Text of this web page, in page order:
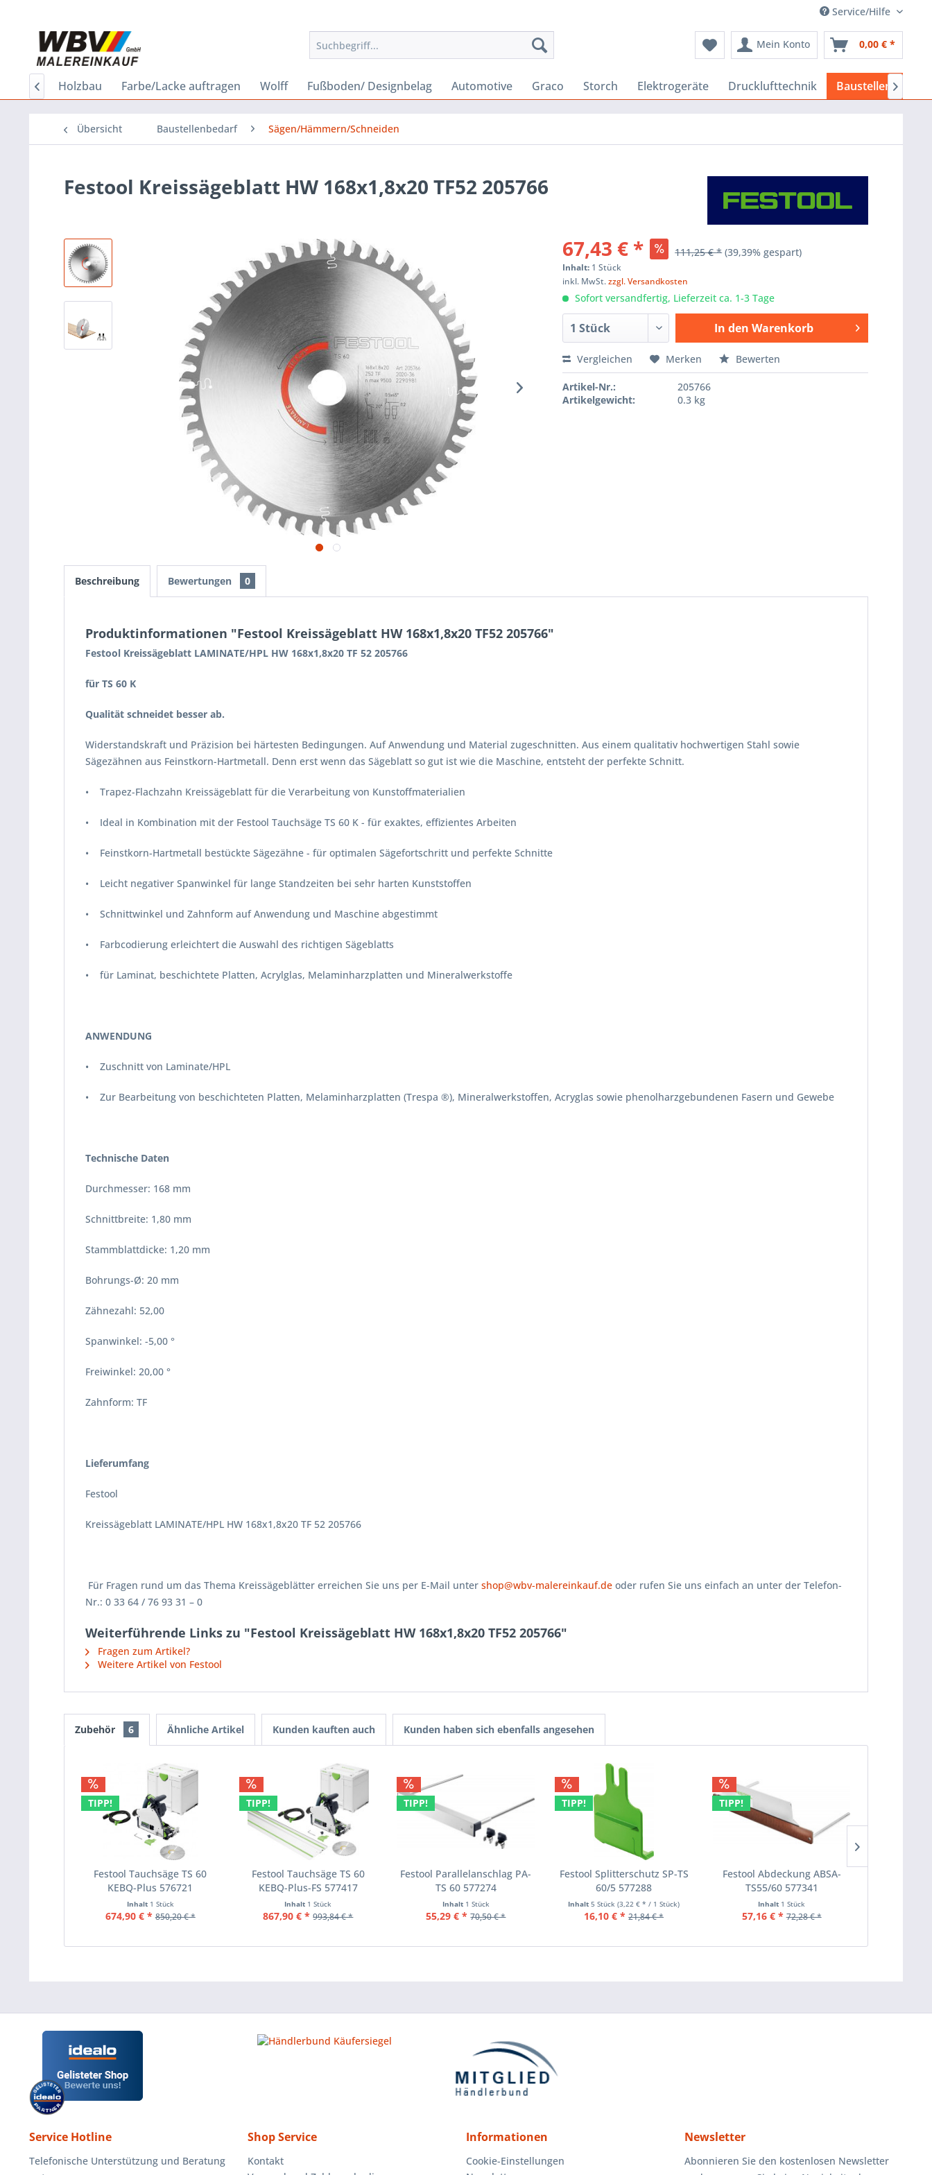
Service/Hilfe
Mein Konto 0,00 € *
Holzbau Farbe/Lacke auftragen Wolff Fußboden/ Designbelag Automotive Graco Storch Elektrogeräte Drucklufttechnik Baustellenbedarf
 
Übersicht Baustellenbedarf Sägen/Hämmern/Schneiden
Festool Kreissägeblatt HW 168x1,8x20 TF52 205766
67,43 € * 111,25 € * (39,39% gespart)
Inhalt: 1 Stück
inkl. MwSt.zzgl. Versandkosten
Sofort versandfertig, Lieferzeit ca. 1-3 Tage
In den Warenkorb
Hinzugefügt
Vergleichen Merken Bewerten
Artikel-Nr.:
205766
Artikelgewicht:
0.3 kg
Beschreibung Bewertungen 0
Produktinformationen "Festool Kreissägeblatt HW 168x1,8x20 TF52 205766"
Festool Kreissägeblatt LAMINATE/HPL HW 168x1,8x20 TF 52 205766
für TS 60 K
Qualität schneidet besser ab.
Widerstandskraft und Präzision bei härtesten Bedingungen. Auf Anwendung und Material zugeschnitten. Aus einem qualitativ hochwertigen Stahl sowie
Sägezähnen aus Feinstkorn-Hartmetall. Denn erst wenn das Sägeblatt so gut ist wie die Maschine, entsteht der perfekte Schnitt.
• Trapez-Flachzahn Kreissägeblatt für die Verarbeitung von Kunstoffmaterialien
• Ideal in Kombination mit der Festool Tauchsäge TS 60 K - für exaktes, effizientes Arbeiten
• Feinstkorn-Hartmetall bestückte Sägezähne - für optimalen Sägefortschritt und perfekte Schnitte
• Leicht negativer Spanwinkel für lange Standzeiten bei sehr harten Kunststoffen
• Schnittwinkel und Zahnform auf Anwendung und Maschine abgestimmt
• Farbcodierung erleichtert die Auswahl des richtigen Sägeblatts
• für Laminat, beschichtete Platten, Acrylglas, Melaminharzplatten und Mineralwerkstoffe
ANWENDUNG
• Zuschnitt von Laminate/HPL
• Zur Bearbeitung von beschichteten Platten, Melaminharzplatten (Trespa ®), Mineralwerkstoffen, Acryglas sowie phenolharzgebundenen Fasern und Gewebe
Technische Daten
Durchmesser: 168 mm
Schnittbreite: 1,80 mm
Stammblattdicke: 1,20 mm
Bohrungs-Ø: 20 mm
Zähnezahl: 52,00
Spanwinkel: -5,00 °
Freiwinkel: 20,00 °
Zahnform: TF
Lieferumfang
Festool
Kreissägeblatt LAMINATE/HPL HW 168x1,8x20 TF 52 205766
Für Fragen rund um das Thema Kreissägeblätter erreichen Sie uns per E-Mail unter shop@wbv-malereinkauf.de oder rufen Sie uns einfach an unter der Telefon-
Nr.: 0 33 64 / 76 93 31 – 0
Weiterführende Links zu "Festool Kreissägeblatt HW 168x1,8x20 TF52 205766"
Fragen zum Artikel?
Weitere Artikel von Festool
Zubehör 6 Ähnliche Artikel Kunden kauften auch Kunden haben sich ebenfalls angesehen
TIPP!
Festool Tauchsäge TS 60
KEBQ-Plus 576721
Inhalt 1 Stück
674,90 € * 850,20 € *
TIPP!
Festool Tauchsäge TS 60
KEBQ-Plus-FS 577417
Inhalt 1 Stück
867,90 € * 993,84 € *
TIPP!
Festool Parallelanschlag PA-
TS 60 577274
Inhalt 1 Stück
55,29 € * 70,50 € *
TIPP!
Festool Splitterschutz SP-TS
60/5 577288
Inhalt5 Stück(3,22 € * / 1 Stück)
16,10 € * 21,84 € *
TIPP!
Festool Abdeckung ABSA-
TS55/60 577341
Inhalt 1 Stück
57,16 € * 72,28 € *
Service Hotline
Telefonische Unterstützung und Beratung
Shop Service
Kontakt
Informationen
Cookie-Einstellungen
Newsletter
Abonnieren Sie den kostenlosen Newsletter